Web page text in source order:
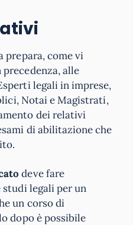
prepara, come vi
alle
legali in imprese,
Notai e Magistrati,
dei relativi
di abilitazione che
deve fare
legali per un
un corso di
dopo è possibile